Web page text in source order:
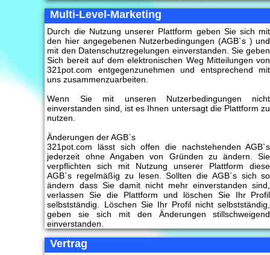
Multi-Level-Marketing
Durch die Nutzung unserer Plattform geben Sie sich mit
den hier angegebenen Nutzerbedingungen (AGB`s ) und
mit den Datenschutzregelungen einverstanden. Sie geben
Sich bereit auf dem elektronischen Weg Mitteilungen von
321pot.com entgegenzunehmen und entsprechend mit
uns zusammenzuarbeiten.
Wenn Sie mit unseren Nutzerbedingungen nicht
einverstanden sind, ist es Ihnen untersagt die Plattform zu
nutzen.
Änderungen der AGB`s
321pot.com lässt sich offen die nachstehenden AGB`s
jederzeit ohne Angaben von Gründen zu ändern. Sie
verpflichten sich mit Nutzung unserer Plattform diese
AGB`s regelmäßig zu lesen. Sollten die AGB`s sich so
ändern dass Sie damit nicht mehr einverstanden sind,
verlassen Sie die Plattform und löschen Sie Ihr Profil
selbstständig. Löschen Sie Ihr Profil nicht selbstständig,
geben sie sich mit den Änderungen stillschweigend
einverstanden.
Vertrag